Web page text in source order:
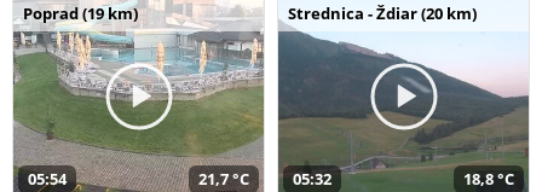
Poprad (19 km)
05:54 21,7 °C
Strednica - Ždiar (20 km)
05:32 18,8 °C